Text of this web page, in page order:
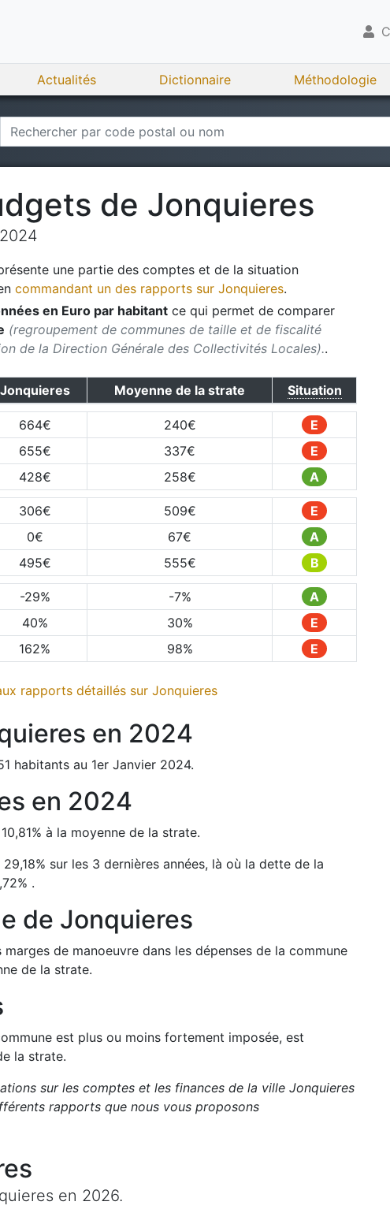
Actualités Dictionnaire Méthodologie
de Jonquieres
2024
une partie des comptes et de la situation
commandant un des rapports sur Jonquieres.
en Euro par habitant ce qui permet de comparer
(regroupement de communes de taille et de fiscalité
de la Direction Générale des Collectivités Locales)..
Jonquieres Moyenne de la strate Situation
664€ 240€
E
655€ 337€
E
428€ 258€ A
306€ 509€
E
0€ 67€
A
495€ 555€ B
-29% -7%
A
40% 30%
E
162% 98% E
rapports détaillés sur Jonquieres
en 2024
habitants au 1er Janvier 2024.
en 2024
10,81% à la moyenne de la strate.
29,18% sur les 3 dernières années, là où la dette de la
% .
de Jonquieres
de manoeuvre dans les dépenses de la commune
de la strate.
est plus ou moins fortement imposée, est
la strate.
sur les comptes et les finances de la ville Jonquieres
rapports que nous vous proposons
en 2026.